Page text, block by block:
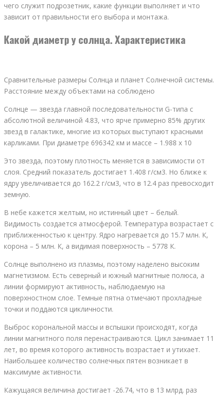
чего служит подрозетник, какие функции выполняет и что
зависит от правильности его выбора и монтажа.
Какой диаметр у солнца. Характеристика
Сравнительные размеры Солнца и планет Солнечной системы.
Расстояние между объектами на соблюдено
Солнце — звезда главной последовательности G-типа с
абсолютной величиной 4.83, что ярче примерно 85% других
звезд в галактике, многие из которых выступают красными
карликами. При диаметре 696342 км и массе – 1.988 х 10
Это звезда, поэтому плотность меняется в зависимости от
слоя. Средний показатель достигает 1.408 г/см3. Но ближе к
ядру увеличивается до 162.2 г/см3, что в 12.4 раз превосходит
земную.
В небе кажется желтым, но истинный цвет – белый.
Видимость создается атмосферой. Температура возрастает с
приближенностью к центру. Ядро нагревается до 15.7 млн. К,
корона – 5 млн. К, а видимая поверхность – 5778 К.
Солнце выполнено из плазмы, поэтому наделено высоким
магнетизмом. Есть северный и южный магнитные полюса, а
линии формируют активность, наблюдаемую на
поверхностном слое. Темные пятна отмечают прохладные
точки и поддаются цикличности.
Выброс корональной массы и вспышки происходят, когда
линии магнитного поля перенастраиваются. Цикл занимает 11
лет, во время которого активность возрастает и утихает.
Наибольшее количество солнечных пятен возникает в
максимуме активности.
Кажущаяся величина достигает -26.74, что в 13 млрд. раз